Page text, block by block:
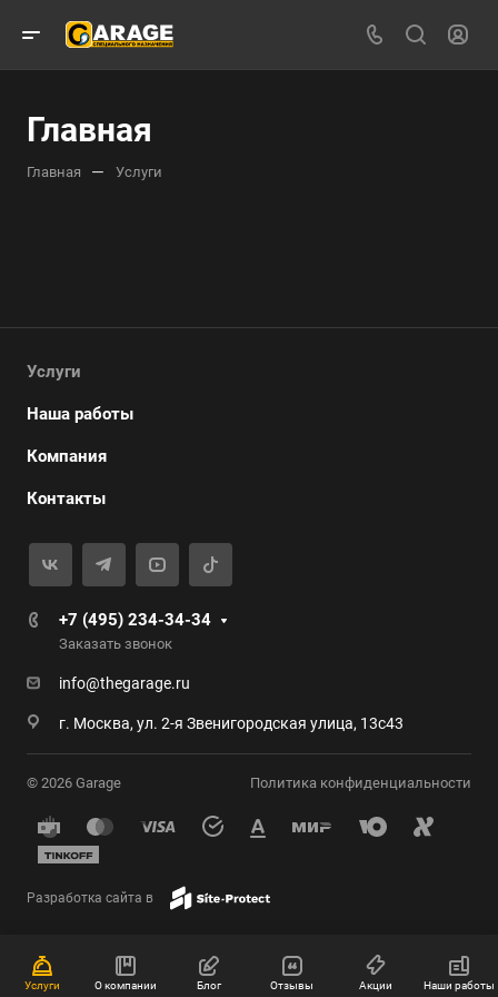
Главная
Главная — Услуги
Услуги
Наша работы
Компания
Контакты
+7 (495) 234-34-34
Заказать звонок
info@thegarage.ru
г. Москва, ул. 2-я Звенигородская улица, 13с43
© 2026 Garage Политика конфиденциальности
Разработка сайта в
Услуги О компании Блог Отзывы Акции Наши работы